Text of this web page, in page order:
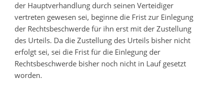
der Hauptverhandlung durch seinen Verteidiger
vertreten gewesen sei, beginne die Frist zur Einlegung
der Rechtsbeschwerde für ihn erst mit der Zustellung
des Urteils. Da die Zustellung des Urteils bisher nicht
erfolgt sei, sei die Frist für die Einlegung der
Rechtsbeschwerde bisher noch nicht in Lauf gesetzt
worden.